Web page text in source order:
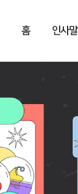
홈 인사말